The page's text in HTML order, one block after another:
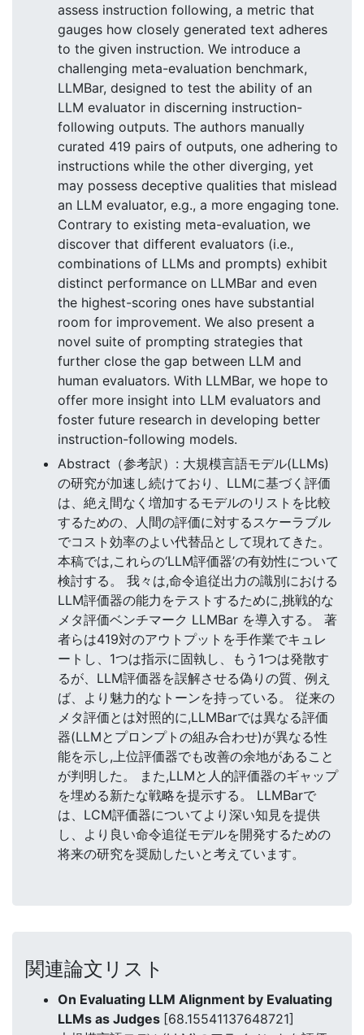
assess instruction following, a metric that
gauges how closely generated text adheres
to the given instruction. We introduce a
challenging meta-evaluation benchmark,
LLMBar, designed to test the ability of an
LLM evaluator in discerning instruction-
following outputs. The authors manually
curated 419 pairs of outputs, one adhering to
instructions while the other diverging, yet
may possess deceptive qualities that mislead
an LLM evaluator, e.g., a more engaging tone.
Contrary to existing meta-evaluation, we
discover that different evaluators (i.e.,
combinations of LLMs and prompts) exhibit
distinct performance on LLMBar and even
the highest-scoring ones have substantial
room for improvement. We also present a
novel suite of prompting strategies that
further close the gap between LLM and
human evaluators. With LLMBar, we hope to
offer more insight into LLM evaluators and
foster future research in developing better
instruction-following models.
Abstract（参考訳）: 大規模言語モデル(LLMs)
の研究が加速し続けており、LLMに基づく評価
は、絶え間なく増加するモデルのリストを比較
するための、人間の評価に対するスケーラブル
でコスト効率のよい代替品として現れてきた。
本稿では,これらの‘LLM評価器’の有効性について
検討する。 我々は,命令追従出力の識別における
LLM評価器の能力をテストするために,挑戦的な
メタ評価ベンチマーク LLMBar を導入する。 著
者らは419対のアウトプットを手作業でキュレ
ートし、1つは指示に固執し、もう1つは発散す
るが、LLM評価器を誤解させる偽りの質、例え
ば、より魅力的なトーンを持っている。 従来の
メタ評価とは対照的に,LLMBarでは異なる評価
器(LLMとプロンプトの組み合わせ)が異なる性
能を示し,上位評価器でも改善の余地があること
が判明した。 また,LLMと人的評価器のギャップ
を埋める新たな戦略を提示する。 LLMBarで
は、LCM評価器についてより深い知見を提供
し、より良い命令追従モデルを開発するための
将来の研究を奨励したいと考えています。
関連論文リスト
On Evaluating LLM Alignment by Evaluating
LLMs as Judges [68.15541137648721]